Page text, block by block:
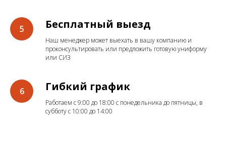
Бесплатный выезд
Наш менеджер может выехать в вашу компанию и
проконсультировать или предложить готовую униформу
или СИЗ
Гибкий график
Работаем с 9:00 до 18:00 с понедельника до пятницы, в
субботу с 10:00 до 14:00